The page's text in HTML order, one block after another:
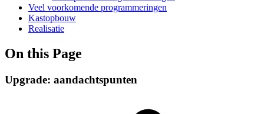
Veel voorkomende programmeringen
Kastopbouw
Realisatie
On this Page
Upgrade: aandachtspunten